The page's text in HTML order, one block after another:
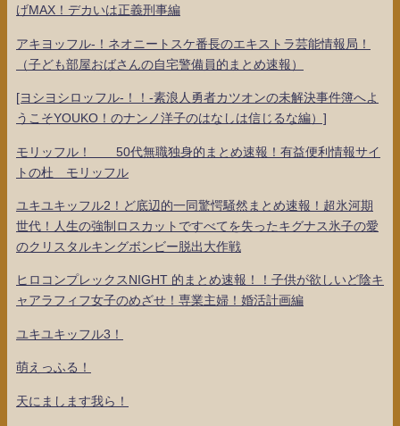
げMAX！デカいは正義刑事編
アキヨッフル-！ネオニートスケ番長のエキストラ芸能情報局！
（子ども部屋おばさんの自宅警備員的まとめ速報）
[ヨシヨシロッフル-！！-素浪人勇者カツオンの未解決事件簿へよ
うこそYOUKO！のナンノ洋子のはなしは信じるな編）]
モリッフル！ 50代無職独身的まとめ速報！有益便利情報サイ
トの杜 モリッフル
ユキユキッフル2！ど底辺的一同驚愕騒然まとめ速報！超氷河期
世代！人生の強制ロスカットですべてを失ったキグナス氷子の愛
のクリスタルキングボンビー脱出大作戦
ヒロコンプレックスNIGHT 的まとめ速報！！子供が欲しいど陰キ
ャアラフィフ女子のめざせ！専業主婦！婚活計画編
ユキユキッフル3！
萌えっふる！
天にまします我ら！